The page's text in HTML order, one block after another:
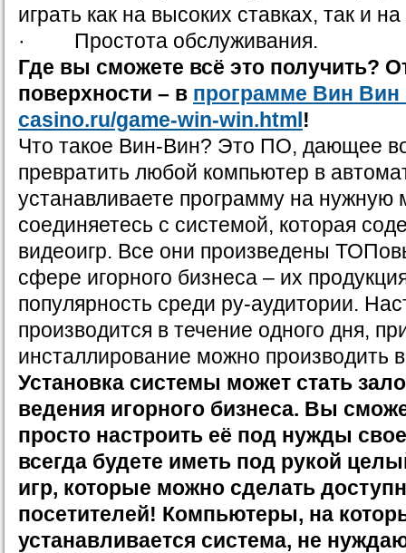
играть как на высоких ставках, так и
· Простота обслуживания.
Где вы сможете всё это получить?
поверхности – в программе Вин Вин
casino.ru/game-win-win.html!
Что такое Вин-Вин? Это ПО, дающее
превратить любой компьютер в
устанавливаете программу на нужную
соединяетесь с системой, которая
видеоигр. Все они произведены
сфере игорного бизнеса – их
популярность среди ру-аудитории.
производится в течение одного дня,
инсталлирование можно производить
Установка системы может стать
ведения игорного бизнеса. Вы
просто настроить её под нужды
всегда будете иметь под рукой
игр, которые можно сделать
посетителей! Компьютеры, на
устанавливается система, не